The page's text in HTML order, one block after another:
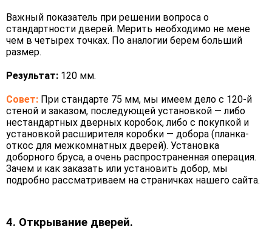
Важный показатель при решении вопроса о
стандартности дверей. Мерить необходимо не мене
чем в четырех точках. По аналогии берем больший
размер.
Результат: 120 мм.
Совет: При стандарте 75 мм, мы имеем дело с 120-й
стеной и заказом, последующей установкой — либо
нестандартных дверных коробок, либо с покупкой и
установкой расширителя коробки — добора (планка-
откос для межкомнатных дверей). Установка
доборного бруса, а очень распространенная операция.
Зачем и как заказать или установить добор, мы
подробно рассматриваем на страничках нашего сайта.
4. Открывание дверей.